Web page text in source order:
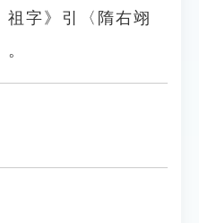
祖字》引〈隋右翊